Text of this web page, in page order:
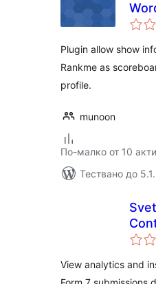
Plugin allow show
Rankme as
profile.
munoon
По-малко от 10
Тествано до
View analytics and